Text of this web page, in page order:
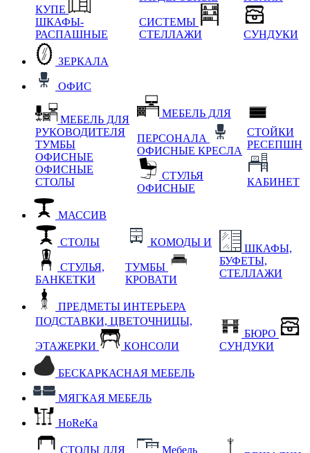
КУПЕ
ШКАФЫ-
РАСПАШНЫЕ
СИСТЕМЫ
СТЕЛЛАЖИ
СУНДУКИ
ЗЕРКАЛА
ОФИС
МЕБЕЛЬ ДЛЯ
РУКОВОДИТЕЛЯ
ТУМБЫ
ОФИСНЫЕ
ОФИСНЫЕ
СТОЛЫ
МЕБЕЛЬ ДЛЯ
ПЕРСОНАЛА
ОФИСНЫЕ КРЕСЛА
СТУЛЬЯ
ОФИСНЫЕ
СТОЙКИ
РЕСЕПШН
КАБИНЕТ
МАССИВ
СТОЛЫ
СТУЛЬЯ,
БАНКЕТКИ
КОМОДЫ И
ТУМБЫ
КРОВАТИ
ШКАФЫ,
БУФЕТЫ,
СТЕЛЛАЖИ
ПРЕДМЕТЫ ИНТЕРЬЕРА
ПОДСТАВКИ, ЦВЕТОЧНИЦЫ,
ЭТАЖЕРКИ КОНСОЛИ
БЮРО
СУНДУКИ
БЕСКАРКАСНАЯ МЕБЕЛЬ
МЯГКАЯ МЕБЕЛЬ
HoReKa
СТОЛЫ ДЛЯ Мебель